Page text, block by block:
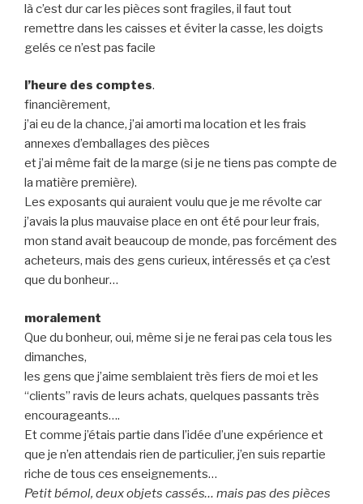
là c’est dur car les pièces sont fragiles, il faut tout
remettre dans les caisses et éviter la casse, les doigts
gelés ce n’est pas facile
l’heure des comptes.
financièrement,
j’ai eu de la chance, j’ai amorti ma location et les frais
annexes d’emballages des pièces
et j’ai même fait de la marge (si je ne tiens pas compte de
la matière première).
Les exposants qui auraient voulu que je me révolte car
j’avais la plus mauvaise place en ont été pour leur frais,
mon stand avait beaucoup de monde, pas forcément des
acheteurs, mais des gens curieux, intéressés et ça c’est
que du bonheur…
moralement
Que du bonheur, oui, même si je ne ferai pas cela tous les
dimanches,
les gens que j’aime semblaient très fiers de moi et les
“clients” ravis de leurs achats, quelques passants très
encourageants….
Et comme j’étais partie dans l’idée d’une expérience et
que je n’en attendais rien de particulier, j’en suis repartie
riche de tous ces enseignements…
Petit bémol, deux objets cassés… mais pas des pièces